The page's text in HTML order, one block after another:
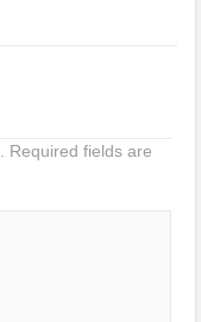
Required fields are